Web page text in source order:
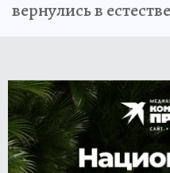
вернулись в